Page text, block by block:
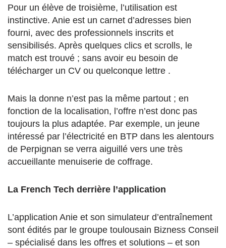
Pour un élève de troisième, l’utilisation est
instinctive. Anie est un carnet d’adresses bien
fourni, avec des professionnels inscrits et
sensibilisés. Après quelques clics et scrolls, le
match est trouvé ; sans avoir eu besoin de
télécharger un CV ou quelconque lettre .
Mais la donne n’est pas la même partout ; en
fonction de la localisation, l’offre n’est donc pas
toujours la plus adaptée. Par exemple, un jeune
intéressé par l’électricité en BTP dans les alentours
de Perpignan se verra aiguillé vers une très
accueillante menuiserie de coffrage.
La French Tech derrière l’application
L’application Anie et son simulateur d’entraînement
sont édités par le groupe toulousain Bizness Conseil
– spécialisé dans les offres et solutions – et son